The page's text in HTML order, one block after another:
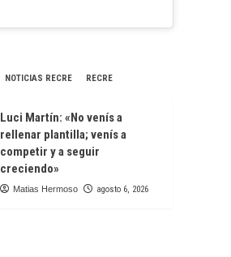
NOTICIAS RECRE RECRE
Luci Martín: «No venís a
rellenar plantilla; venís a
competir y a seguir
creciendo»
Matias Hermoso agosto 6, 2026